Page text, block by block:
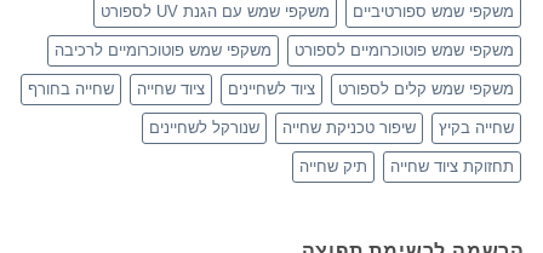
משקפי שמש ספורטיביים משקפי שמש עם הגנת UV לספורט
משקפי שמש פוטוכרומיים לספורט משקפי שמש פוטוכרומיים לרכיבה
משקפי שמש קלים לספורט ציוד לשחיינים ציוד שחייה שחייה בחורף
שחייה בקיץ שיפור טכניקת שחייה שנורקל לשחיינים
תחזוקת ציוד שחייה תיק שחייה